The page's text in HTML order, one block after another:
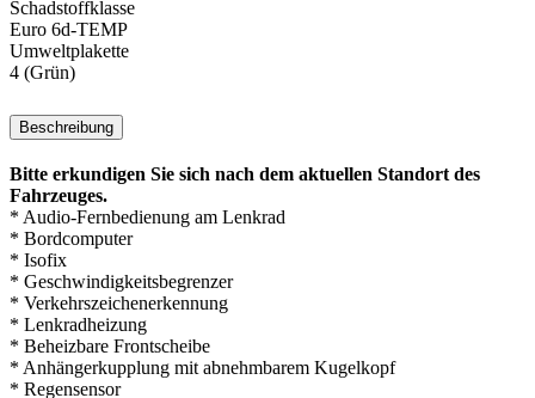
Schadstoffklasse
Euro 6d-TEMP
Umweltplakette
4 (Grün)
Beschreibung
Bitte erkundigen Sie sich nach dem aktuellen Standort des
Fahrzeuges.
* Audio-Fernbedienung am Lenkrad
* Bordcomputer
* Isofix
* Geschwindigkeitsbegrenzer
* Verkehrszeichenerkennung
* Lenkradheizung
* Beheizbare Frontscheibe
* Anhängerkupplung mit abnehmbarem Kugelkopf
* Regensensor